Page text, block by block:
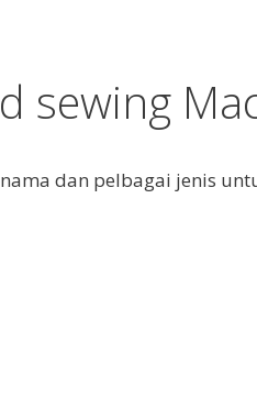
sewing
dan pelbagai jenis